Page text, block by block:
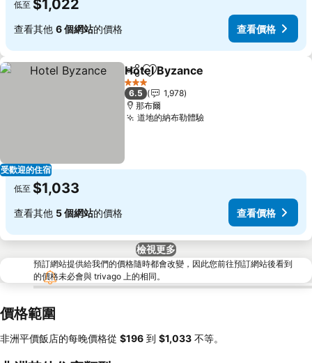
低至 $1,022
查看其他 6 個網站的價格 查看價格
受歡迎的住宿
分享 加入我的最愛
Hotel Byzance
3 星級
6.5
1,978
那布爾
道地的納布勒體驗查看價格
低至 $1,033
查看其他 5 個網站的價格 查看價格
檢視更多
預訂網站提供給我們的價格隨時都會改變，因此您前往預訂網站後看到
的價格未必會與 trivago 上的相同。
價格範圍
非洲平價飯店的每晚價格從 ‎$196 到 ‎$1,033 不等。